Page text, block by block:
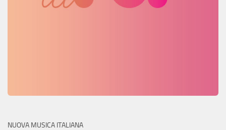
NUOVA MUSICA ITALIANA